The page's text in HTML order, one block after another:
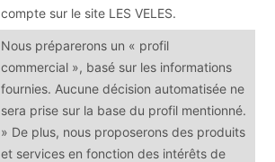
compte sur le site LES VELES.
Nous préparerons un « profil
commercial », basé sur les informations
fournies. Aucune décision automatisée ne
sera prise sur la base du profil mentionné.
» De plus, nous proposerons des produits
et services en fonction des intérêts de